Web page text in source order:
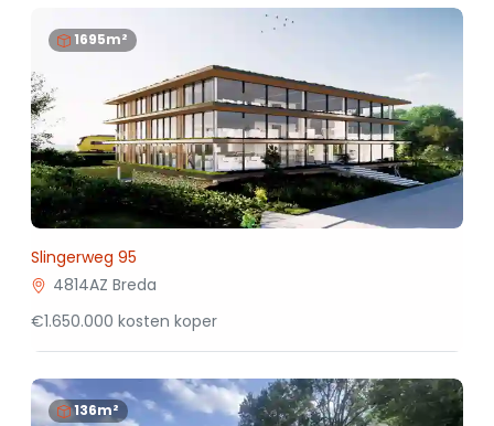
1695m²
Slingerweg 95
4814AZ Breda
€1.650.000 kosten koper
136m²